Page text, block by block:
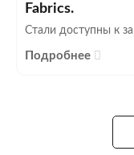
Fabrics.
Стали доступны к
Подробнее